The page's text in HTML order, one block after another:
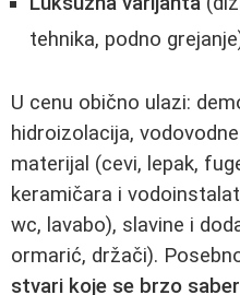
tehnika, podno
U cenu obično ulazi:
hidroizolacija,
materijal (cevi, lepak,
keramičara i
wc, lavabo), slavine i
ormarić, držači).
stvari koje se brzo